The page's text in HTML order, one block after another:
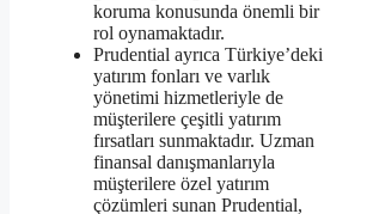
koruma konusunda önemli bir
rol oynamaktadır.
Prudential ayrıca Türkiye’deki
yatırım fonları ve varlık
yönetimi hizmetleriyle de
müşterilere çeşitli yatırım
fırsatları sunmaktadır. Uzman
finansal danışmanlarıyla
müşterilere özel yatırım
çözümleri sunan Prudential,